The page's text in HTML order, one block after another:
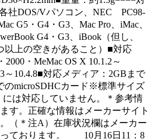
社DOS/Vパソコン、NEC PC98-
G5・G4・G3、Mac Pro、iMac、
G4・G3、iBook（但し、
以上の空きがあること）■対応
2000・MeMac OS X 10.1.2～
～10.4.8■対応メディア：2GBまで
のmicroSDHCカード※標準サイズ
は対応していません。＊参考情
す。正確な情報はメーカーサイト
（＊注A）在庫状況欄はメーカー
っております。 10月16日11：8